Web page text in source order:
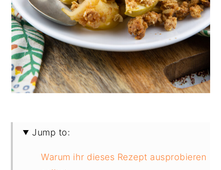
Jump to:
Warum ihr dieses Rezept ausprobieren